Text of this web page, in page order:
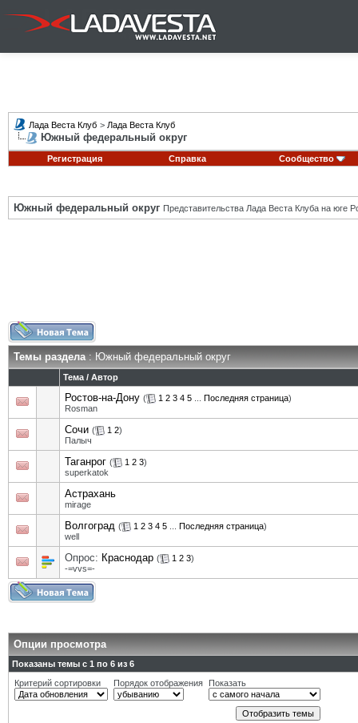
Лада Веста Клуб > Лада Веста Клуб
Южный федеральный округ
Регистрация Справка Сообщество
Южный федеральный округ Представительства Лада Веста Клуба на юге
Темы раздела: Южный федеральный округ
Тема / Автор
Ростов-на-Дону ( 1 2 3 4 5 Последняя страница)
Rosman
Сочи ( 1 2)
Палыч
Таганрог ( 1 2 3)
superkatok
Астрахань
mirage
Волгоград ( 1 2 3 4 5 Последняя страница)
well
Опрос: Краснодар ( 1 2 3)
-=vvs=-
Опции просмотра
Показаны темы с 1 по 6 из 6
Критерий сортировки
Порядок отображения Показать